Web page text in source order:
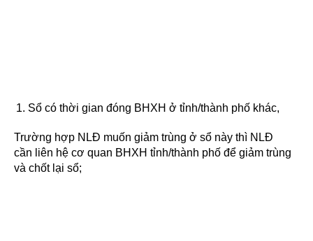
Sổ có thời gian đóng BHXH ở tỉnh/thành phố khác,
Trường hợp NLĐ muốn giảm trùng ở sổ này thì NLĐ
cần liên hệ cơ quan BHXH tỉnh/thành phố để giảm trùng
và chốt lại sổ;